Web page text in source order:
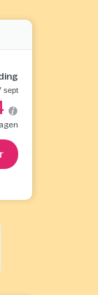
sept